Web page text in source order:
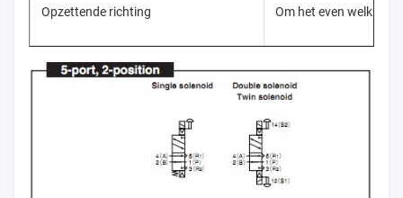
Opzettende richting Om het even welk